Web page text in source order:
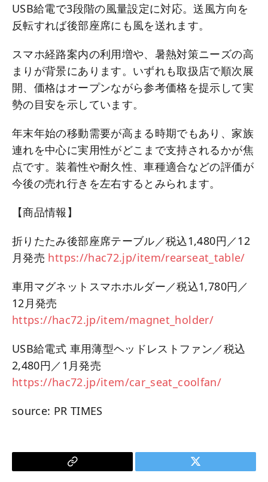
USB給電で3段階の風量設定に対応。送風方向を
反転すれば後部座席にも風を送れます。
スマホ経路案内の利用増や、暑熱対策ニーズの高
まりが背景にあります。いずれも取扱店で順次展
開、価格はオープンながら参考価格を提示して実
勢の目安を示しています。
年末年始の移動需要が高まる時期でもあり、家族
連れを中心に実用性がどこまで支持されるかが焦
点です。装着性や耐久性、車種適合などの評価が
今後の売れ行きを左右するとみられます。
【商品情報】
折りたたみ後部座席テーブル／税込1,480円／12
月発売 https://hac72.jp/item/rearseat_table/
車用マグネットスマホホルダー／税込1,780円／
12月発売
https://hac72.jp/item/magnet_holder/
USB給電式 車用薄型ヘッドレストファン／税込
2,480円／1月発売
https://hac72.jp/item/car_seat_coolfan/
source: PR TIMES
Copy
Twitter